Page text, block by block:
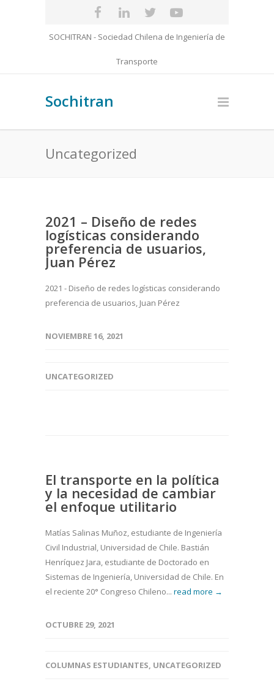
SOCHITRAN - Sociedad Chilena de Ingeniería de
Transporte
Sochitran
Uncategorized
2021 – Diseño de redes
logísticas considerando
preferencia de usuarios,
Juan Pérez
2021 - Diseño de redes logísticas considerando
preferencia de usuarios, Juan Pérez
NOVIEMBRE 16, 2021
UNCATEGORIZED
El transporte en la política
y la necesidad de cambiar
el enfoque utilitario
Matías Salinas Muñoz, estudiante de Ingeniería
Civil Industrial, Universidad de Chile. Bastián
Henríquez Jara, estudiante de Doctorado en
Sistemas de Ingeniería, Universidad de Chile. En
el reciente 20° Congreso Chileno... read more →
OCTUBRE 29, 2021
COLUMNAS ESTUDIANTES, UNCATEGORIZED